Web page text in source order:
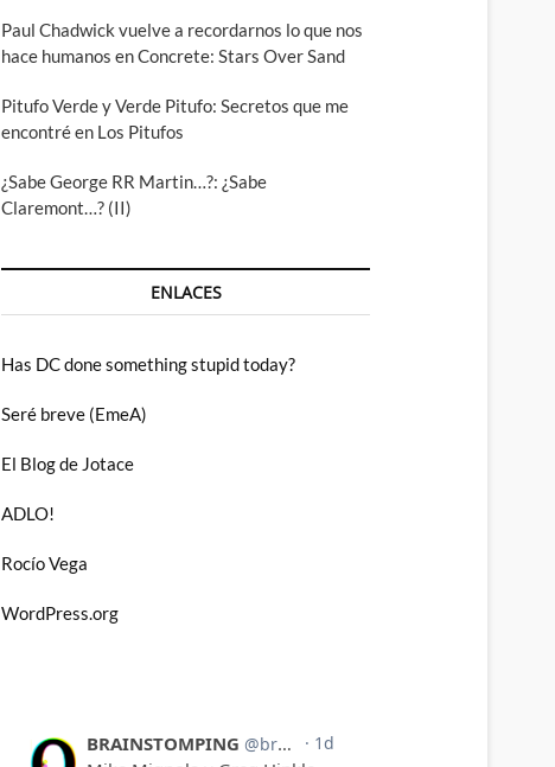
Paul Chadwick vuelve a recordarnos lo que nos
hace humanos en Concrete: Stars Over Sand
Pitufo Verde y Verde Pitufo: Secretos que me
encontré en Los Pitufos
¿Sabe George RR Martin…?: ¿Sabe
Claremont…? (II)
ENLACES
Has DC done something stupid today?
Seré breve (EmeA)
El Blog de Jotace
ADLO!
Rocío Vega
WordPress.org